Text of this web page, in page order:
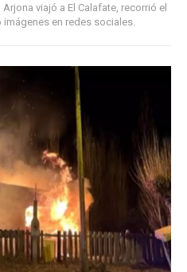
viajó a El Calafate, recorrió el
en redes sociales.